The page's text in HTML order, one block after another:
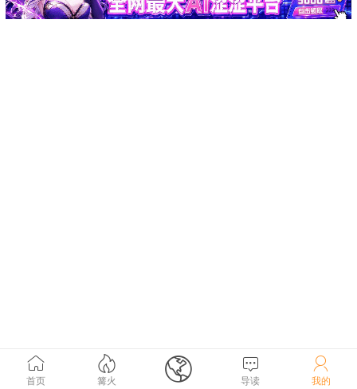

首页

篝火  
导读

我的